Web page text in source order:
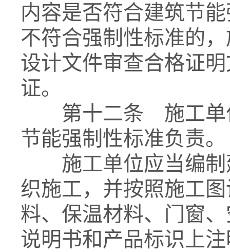
内容是否符合建筑节
不符合强制性标准的
设计文件审查合格证
证。
第十二条 施工单位
节能强制性标准负责。
施工单位应当编制
织施工，并按照施工
料、保温材料、门窗
说明书和产品标识上